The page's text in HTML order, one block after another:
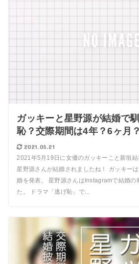
ガッキーと星野源が結婚で
恥？交際期間は4年？6ヶ月？
2021.05.21
2021年5月19日に女優のガッキーこと新垣
星野源さんが結婚されましたね！ ガッキー
婚を発表。 星野源さんはInstagramで結婚の
た。 ドラマ「逃げ恥」で...